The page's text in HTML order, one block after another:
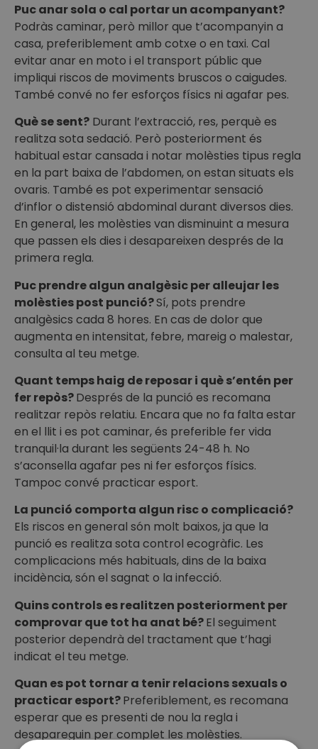
Puc anar sola o cal portar un acompanyant?
Podràs caminar, però millor que t’acompanyin a
casa, preferiblement amb cotxe o en taxi. Cal
evitar anar en moto i el transport públic que
impliqui riscos de moviments bruscos o caigudes.
També convé no fer esforços físics ni agafar pes.
Què se sent? Durant l’extracció, res, perquè es
realitza sota sedació. Però posteriorment és
habitual estar cansada i notar molèsties tipus regla
en la part baixa de l’abdomen, on estan situats els
ovaris. També es pot experimentar sensació
d’inflor o distensió abdominal durant diversos dies.
En general, les molèsties van disminuint a mesura
que passen els dies i desapareixen després de la
primera regla.
Puc prendre algun analgèsic per alleujar les
molèsties post punció?Sí, pots prendre
analgèsics cada 8 hores. En cas de dolor que
augmenta en intensitat, febre, mareig o malestar,
consulta al teu metge.
Quant temps haig de reposar i què s’entén per
fer repòs?Després de la punció es recomana
realitzar repòs relatiu. Encara que no fa falta estar
en el llit i es pot caminar, és preferible fer vida
tranquil·la durant les següents 24-48 h. No
s’aconsella agafar pes ni fer esforços físics.
Tampoc convé practicar esport.
La punció comporta algun risc o complicació?
Els riscos en general són molt baixos, ja que la
punció es realitza sota control ecogràfic. Les
complicacions més habituals, dins de la baixa
incidència, són el sagnat o la infecció.
Quins controls es realitzen posteriorment per
comprovar que tot ha anat bé?El seguiment
posterior dependrà del tractament que t’hagi
indicat el teu metge.
Quan es pot tornar a tenir relacions sexuals o
practicar esport?Preferiblement, es recomana
esperar que es presenti de nou la regla i
desapareguin per complet les molèsties.